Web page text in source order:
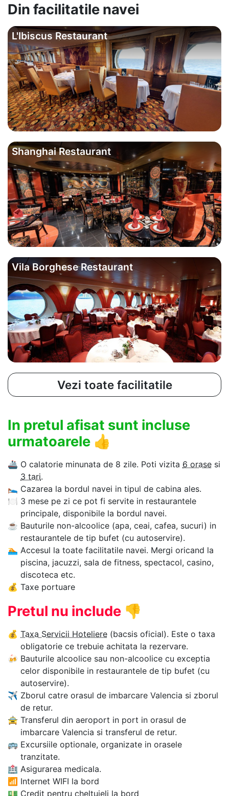
Din facilitatile navei
L'Ibiscus Restaurant
Shanghai Restaurant
Vila Borghese Restaurant
Vezi toate facilitatile
In pretul afisat sunt incluse
urmatoarele 👍
🚢 O calatorie minunata de 8 zile. Poti vizita 6 orase si
3 tari.
🛌 Cazarea la bordul navei in tipul de cabina ales.
🍽 3 mese pe zi ce pot fi servite in restaurantele
principale, disponibile la bordul navei.
☕ Bauturile non-alcoolice (apa, ceai, cafea, sucuri) in
restaurantele de tip bufet (cu autoservire).
🏊‍ Accesul la toate facilitatile navei. Mergi oricand la
piscina, jacuzzi, sala de fitness, spectacol, casino,
discoteca etc.
💰 Taxe portuare
Pretul nu include 👎
💰 Taxa Servicii Hoteliere (bacsis oficial). Este o taxa
obligatorie ce trebuie achitata la rezervare.
🍻 Bauturile alcoolice sau non-alcoolice cu exceptia
celor disponibile in restaurantele de tip bufet (cu
autoservire).
✈ Zborul catre orasul de imbarcare Valencia si zborul
de retur.
🚖 Transferul din aeroport in port in orasul de
imbarcare Valencia si transferul de retur.
🚌 Excursiile optionale, organizate in orasele
tranzitate.
🏥 Asigurarea medicala.
📶 Internet WIFI la bord
💵 Credit pentru cheltuieli la bord